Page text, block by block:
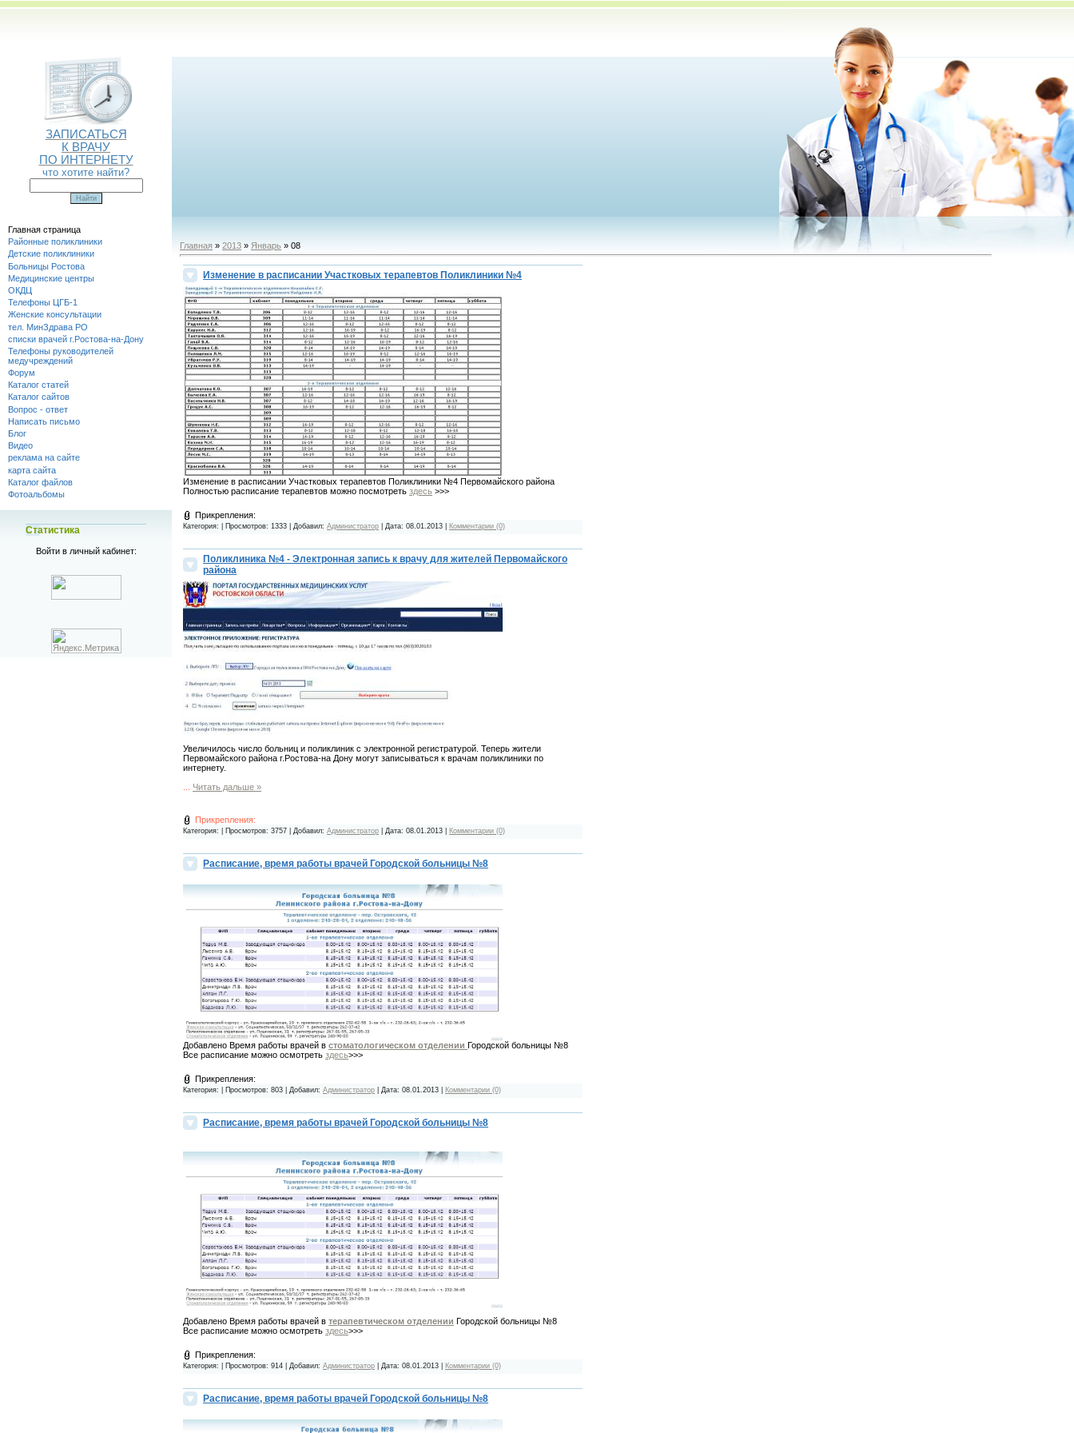
ЗАПИСАТЬСЯ
К ВРАЧУ
ПО ИНТЕРНЕТУ
что хотите найти?
Главная страница
Районные поликлиники
Детские поликлиники
Больницы Ростова
Медицинские центры
ОКДЦ
Телефоны ЦГБ-1
Женские консультации
тел. МинЗдрава РО
списки врачей г.Ростова-на-Дону
Телефоны руководителей
медучреждений
Форум
Каталог статей
Каталог сайтов
Вопрос - ответ
Написать письмо
Блог
Видео
реклама на сайте
карта сайта
Каталог файлов
Фотоальбомы
Статистика
Войти в личный кабинет:
Главная »2013 » Январь » 08
Изменение в расписании Участковых терапевтов Поликлиники №4
Изменение в расписании Участковых терапевтов Поликлиники №4 Первомайского района
Полностью расписание терапевтов можно посмотретьздесь >>>
Прикрепления:
Категория: | Просмотров: 1333 | Добавил:Администратор | Дата:08.01.2013 Комментарии (0)
Поликлиника №4 - Электронная запись к врачу для жителей Первомайского
района
Увеличилось число больниц и поликлиник с электронной регистратурой. Теперь жители
Первомайского района г.Ростова-на Дону могут записываться к врачам поликлиники по
интернету.
Читать дальше »
Прикрепления:
Категория: | Просмотров: 3757 | Добавил:Администратор | Дата:08.01.2013 Комментарии (0)
Расписание, время работы врачей Городской больницы №8
Добавлено Время работы врачей встоматологическом отделенииГородской больницы №8
Все расписание можно осмотретьздесь>>>
Прикрепления:
Категория: | Просмотров: 803 | Добавил:Администратор | Дата:08.01.2013 Комментарии (0)
Расписание, время работы врачей Городской больницы №8
Добавлено Время работы врачей втерапевтическом отделении Городской больницы №8
Все расписание можно осмотретьздесь>>>
Прикрепления:
Категория: | Просмотров: 914 | Добавил:Администратор | Дата:08.01.2013 Комментарии (0)
Расписание, время работы врачей Городской больницы №8